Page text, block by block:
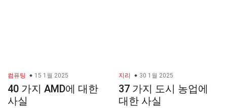
컴퓨팅 15 1월 2025
40 가지 AMD에 대한
사실
지리 30 1월 2025
37 가지 도시 농업에
대한 사실